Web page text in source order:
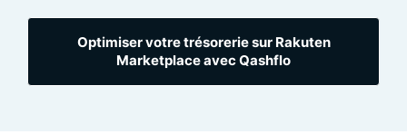
Optimiser votre trésorerie sur Rakuten
Marketplace avec Qashflo